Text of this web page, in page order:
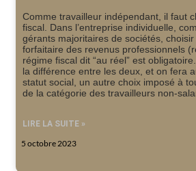
Comme travailleur indépendant, il faut
fiscal. Dans l’entreprise individuelle,
gérants majoritaires de sociétés, choisir
forfaitaire des revenus professionnels
régime fiscal dit “au réel” est
la différence entre les deux, et on fera
statut social, un autre choix imposé à
de la catégorie des travailleurs non-
LIRE LA SUITE »
5 octobre 2023